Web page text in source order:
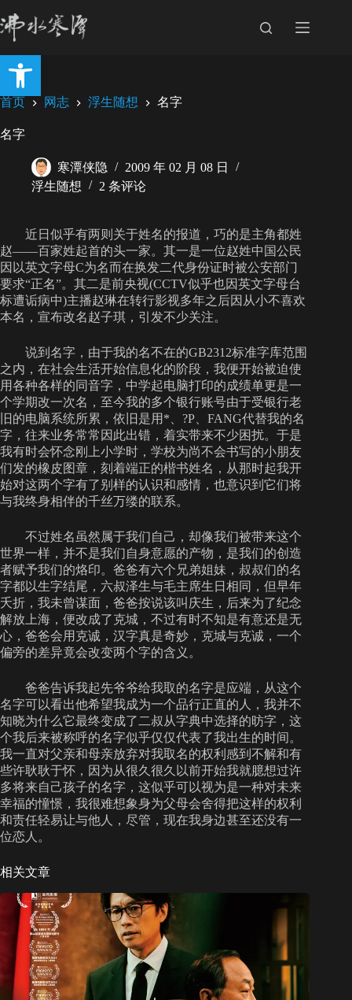
打开工具栏
至
容
首页 网志 浮生随想 名字
名字
寒潭侠隐
2009 年 02 月 08 日
浮生随想
2 条评论
近日似乎有两则关于姓名的报道，巧的是主角都姓
赵——百家姓起首的头一家。其一是一位赵姓中国公民
因以英文字母C为名而在换发二代身份证时被公安部门
要求“正名”。其二是前央视(CCTV似乎也因英文字母台
标遭诟病中)主播赵琳在转行影视多年之后因从小不喜欢
本名，宣布改名赵子琪，引发不少关注。
说到名字，由于我的名不在的GB2312标准字库范围
之内，在社会生活开始信息化的阶段，我便开始被迫使
用各种各样的同音字，中学起电脑打印的成绩单更是一
个学期改一次名，至今我的多个银行账号由于受银行老
旧的电脑系统所累，依旧是用*、?P、FANG代替我的名
字，往来业务常常因此出错，着实带来不少困扰。于是
我有时会怀念刚上小学时，学校为尚不会书写的小朋友
们发的橡皮图章，刻着端正的楷书姓名，从那时起我开
始对这两个字有了别样的认识和感情，也意识到它们将
与我终身相伴的千丝万缕的联系。
不过姓名虽然属于我们自己，却像我们被带来这个
世界一样，并不是我们自身意愿的产物，是我们的创造
者赋予我们的烙印。爸爸有六个兄弟姐妹，叔叔们的名
字都以生字结尾，六叔泽生与毛主席生日相同，但早年
夭折，我未曾谋面，爸爸按说该叫庆生，后来为了纪念
解放上海，便改成了克城，不过有时不知是有意还是无
心，爸爸会用克诚，汉字真是奇妙，克城与克诚，一个
偏旁的差异竟会改变两个字的含义。
爸爸告诉我起先爷爷给我取的名字是应端，从这个
名字可以看出他希望我成为一个品行正直的人，我并不
知晓为什么它最终变成了二叔从字典中选择的昉字，这
个我后来被称呼的名字似乎仅仅代表了我出生的时间。
我一直对父亲和母亲放弃对我取名的权利感到不解和有
些许耿耿于怀，因为从很久很久以前开始我就臆想过许
多将来自己孩子的名字，这似乎可以视为是一种对未来
幸福的憧憬，我很难想象身为父母会舍得把这样的权利
和责任轻易让与他人，尽管，现在我身边甚至还没有一
位恋人。
相关文章